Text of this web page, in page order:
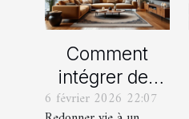
Comment
intégrer des
éléments
6 février 2026 22:07